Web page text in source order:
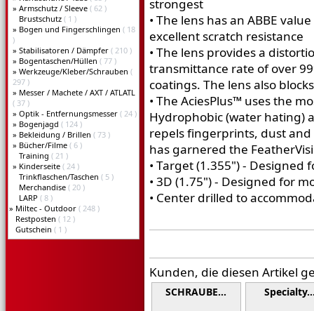
» Armschutz / Sleeve ( 62 )
Brustschutz ( 1 )
» Bogen und Fingerschlingen ( 18
)
» Stabilisatoren / Dämpfer ( 210 )
» Bogentaschen/Hüllen ( 77 )
» Werkzeuge/Kleber/Schrauben (
297 )
» Messer / Machete / AXT / ATLATL
( 37 )
» Optik - Entfernungsmesser ( 24 )
» Bogenjagd ( 124 )
» Bekleidung / Brillen ( 73 )
» Bücher/Filme ( 6 )
Training ( 21 )
» Kinderseite ( 24 )
Trinkflaschen/Taschen ( 5 )
Merchandise ( 20 )
LARP ( 8 )
» Miltec - Outdoor ( 248 )
Restposten ( 12 )
Gutschein ( 1 )
strongest
• The lens has an ABBE
excellent scratch resistance
• The lens provides a
transmittance rate of over
coatings. The lens also
• The AciesPlus™ uses the
Hydrophobic (water hating)
repels fingerprints, dust and
has garnered the
• Target (1.355") - Designed
• 3D (1.75") - Designed for
• Center drilled to
Kunden, die diesen Artikel
SCHRAUBE…